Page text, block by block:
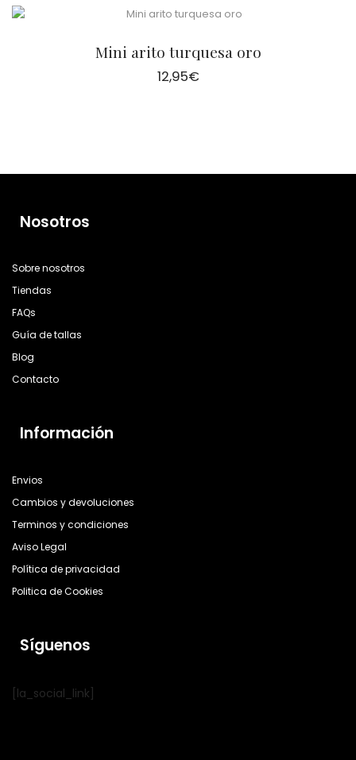
Mini arito turquesa oro
12,95€
Nosotros
Sobre nosotros
Tiendas
FAQs
Guía de tallas
Blog
Contacto
Información
Envios
Cambios y devoluciones
Terminos y condiciones
Aviso Legal
Política de privacidad
Politica de Cookies
Síguenos
[la_social_link]